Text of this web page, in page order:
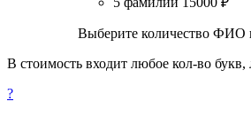
Выберите количество ФИО
В стоимость входит любое кол-во
?